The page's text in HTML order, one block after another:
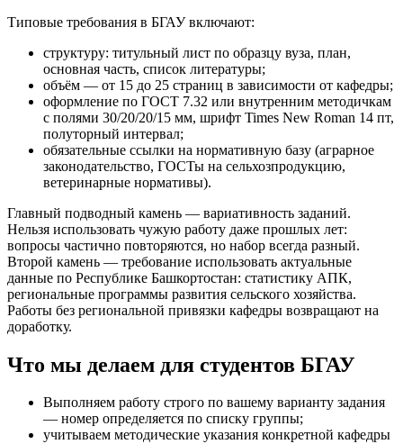
Типовые требования в БГАУ включают:
структуру: титульный лист по образцу вуза, план,
основная часть, список литературы;
объём — от 15 до 25 страниц в зависимости от кафедры;
оформление по ГОСТ 7.32 или внутренним методичкам
с полями 30/20/20/15 мм, шрифт Times New Roman 14 пт,
полуторный интервал;
обязательные ссылки на нормативную базу (аграрное
законодательство, ГОСТы на сельхозпродукцию,
ветеринарные нормативы).
Главный подводный камень — вариативность заданий.
Нельзя использовать чужую работу даже прошлых лет:
вопросы частично повторяются, но набор всегда разный.
Второй камень — требование использовать актуальные
данные по Республике Башкортостан: статистику АПК,
региональные программы развития сельского хозяйства.
Работы без региональной привязки кафедры возвращают на
доработку.
Что мы делаем для студентов БГАУ
Выполняем работу строго по вашему варианту задания
— номер определяется по списку группы;
учитываем методические указания конкретной кафедры